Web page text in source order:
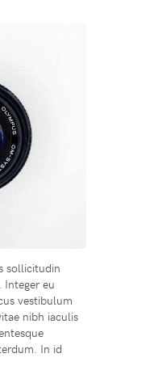
sollicitudin
eu
vestibulum
nibh iaculis
In id